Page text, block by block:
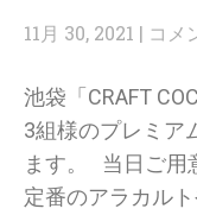
11月 30, 2021 コメ
池袋「CRAFT
3組様のプレミア
ます。 当日ご用
定番のアラカル